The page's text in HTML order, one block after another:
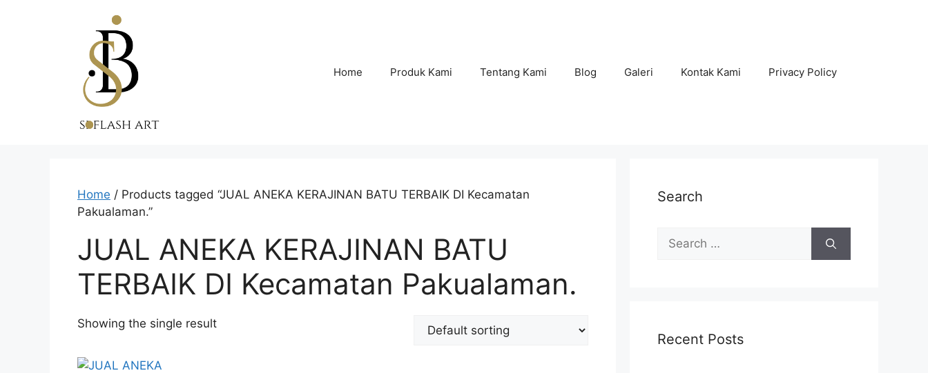
Home Produk Kami Tentang Kami Blog Galeri Kontak Kami Privacy Policy
Home / Products tagged “JUAL ANEKA KERAJINAN BATU TERBAIK DI Kecamatan
Pakualaman.”
JUAL ANEKA KERAJINAN BATU
TERBAIK DI Kecamatan Pakualaman.
Showing the single result
Search
Search
for:
Recent Posts